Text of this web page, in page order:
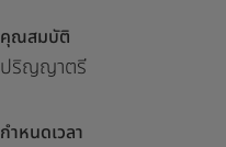
คุณสมบัติ
ปริญญาตรี
กำหนดเวลา